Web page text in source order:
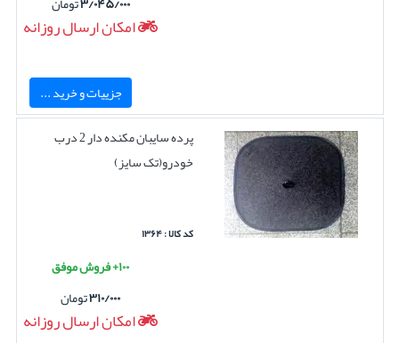
امکان ارسال روزانه
جزییات و خرید ...
پرده سایبان مکنده دار 2 درب
خودرو(تک سایز)
کد کالا : ۱۳۶۴
۱۰۰+ فروش موفق
۳۱۰/۰۰۰تومان
امکان ارسال روزانه